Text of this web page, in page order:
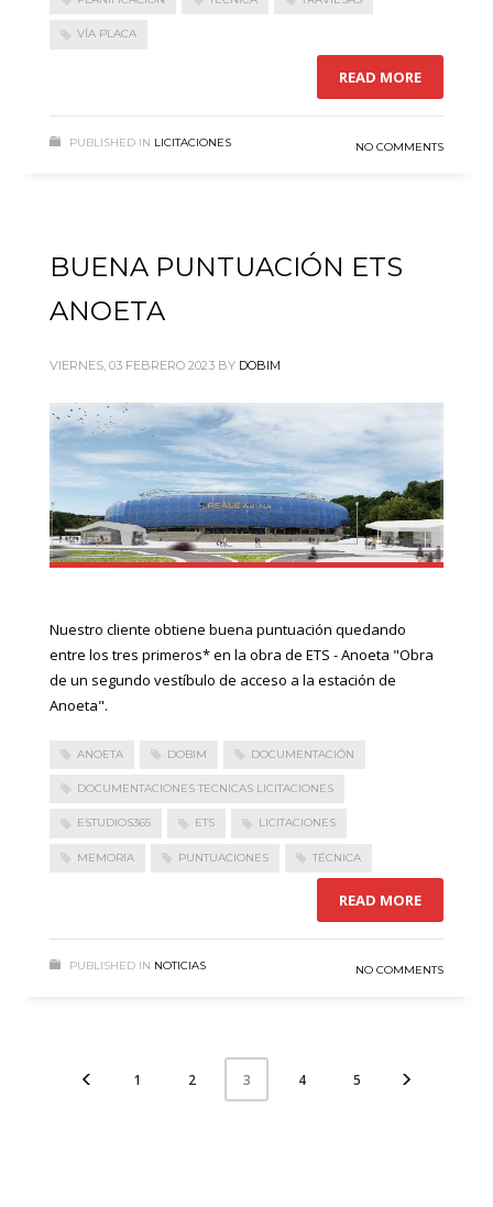
VÍA PLACA
READ MORE
PUBLISHED IN LICITACIONES NO COMMENTS
BUENA PUNTUACIÓN ETS
ANOETA
VIERNES, 03 FEBRERO 2023 BY DOBIM
Nuestro cliente obtiene buena puntuación quedando
entre los tres primeros* en la obra de ETS - Anoeta "Obra
de un segundo vestíbulo de acceso a la estación de
Anoeta".
ANOETA DOBIM DOCUMENTACIÓN
DOCUMENTACIONES TECNICAS LICITACIONES
ESTUDIOS365 ETS LICITACIONES
MEMORIA PUNTUACIONES TÉCNICA
READ MORE
PUBLISHED IN NOTICIAS NO COMMENTS
1 2 3 4 5